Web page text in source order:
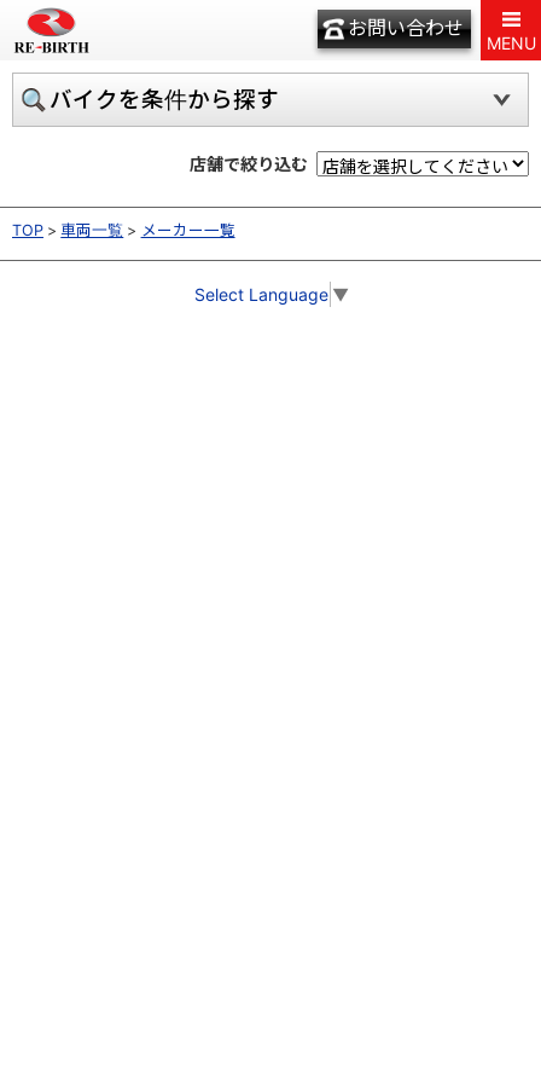
お問い合わせ
MENU
バイクを条件から探す
店舗で絞り込む
TOP 車両一覧 メーカー一覧
Select Language ▼